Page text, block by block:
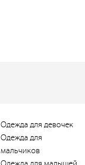
Одежда для девочек
Одежда для
мальчиков